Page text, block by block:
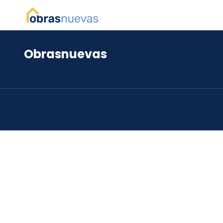
*
Obrasnuevas